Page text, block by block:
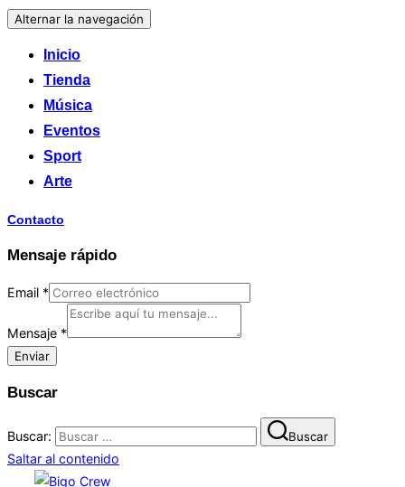
Alternar la navegación
Inicio
Tienda
Música
Eventos
Sport
Arte
Contacto
Mensaje rápido
Email *
Mensaje *
Enviar
Buscar
Buscar: Buscar
Saltar al contenido